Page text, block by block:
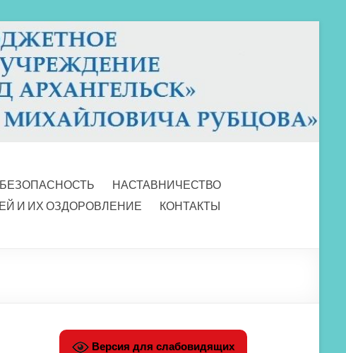
БЕЗОПАСНОСТЬ
НАСТАВНИЧЕСТВО
И ИХ ОЗДОРОВЛЕНИЕ
КОНТАКТЫ
Версия для слабовидящих